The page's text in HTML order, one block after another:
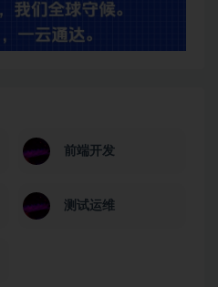
前端开发
测试运维